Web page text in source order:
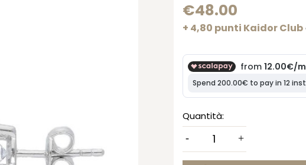
€48.00
+ 4,80 punti Kaidor Club
Quantità: